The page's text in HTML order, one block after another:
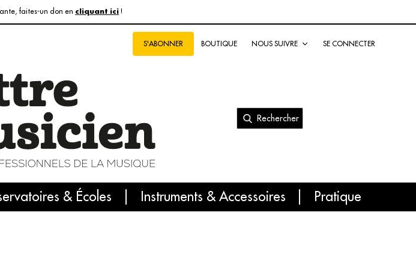
faites-un don en cliquant ici !
S'ABONNER BOUTIQUE NOUS SUIVRE SE CONNECTER
Rechercher
& Écoles Instruments & Accessoires Pratique
du mois International